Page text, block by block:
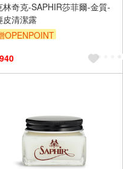
林奇克-SAPHIR莎菲爾-金質-
皮清潔露
OPENPOINT